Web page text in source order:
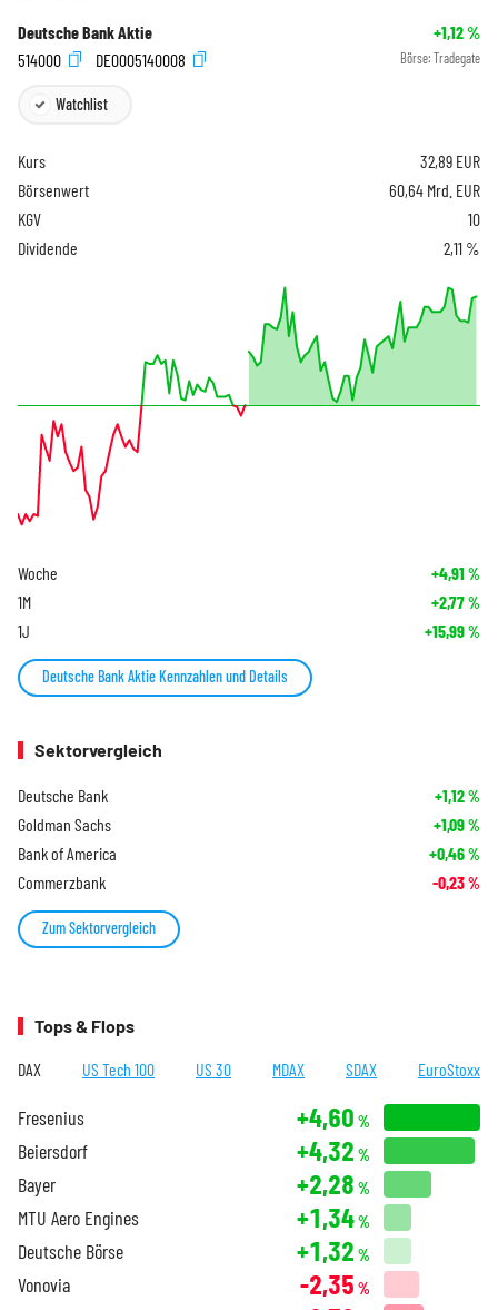
Deutsche Bank Aktie +1,12%
514000
DE0005140008 Börse: Tradegate
Watchlist
Kurs 32,89 EUR
Börsenwert
60,64 Mrd. EUR
KGV
10
Dividende
2,11 %
Woche +4,91 %
1M +2,77%
1J +15,99%
Deutsche Bank Aktie Kennzahlen und Details
Sektorvergleich
Deutsche Bank +1,12%
Goldman Sachs +1,09%
Bank of America +0,46%
Commerzbank -0,23%
Zum Sektorvergleich
Tops & Flops
DAX US Tech 100 US 30 MDAX SDAX EuroStoxx
Fresenius +4,60 %
Beiersdorf +4,32 %
Bayer +2,28 %
MTU Aero Engines +1,34%
Deutsche Börse +1,32 %
Vonovia -2,35 %